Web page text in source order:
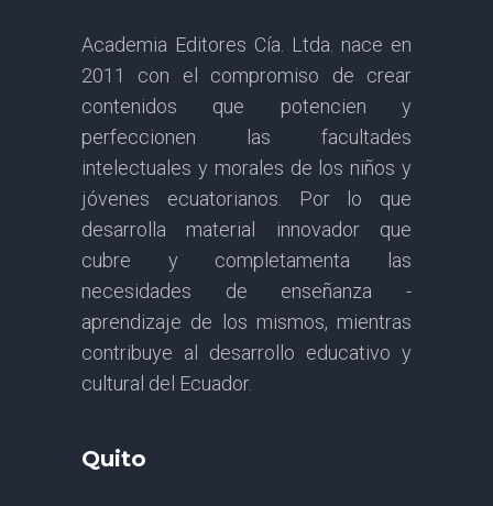
Academia Editores Cía. Ltda. nace en
2011 con el compromiso de crear
contenidos que potencien y
perfeccionen las facultades
intelectuales y morales de los niños y
jóvenes ecuatorianos. Por lo que
desarrolla material innovador que
cubre y completamenta las
necesidades de enseñanza -
aprendizaje de los mismos, mientras
contribuye al desarrollo educativo y
cultural del Ecuador.
Quito